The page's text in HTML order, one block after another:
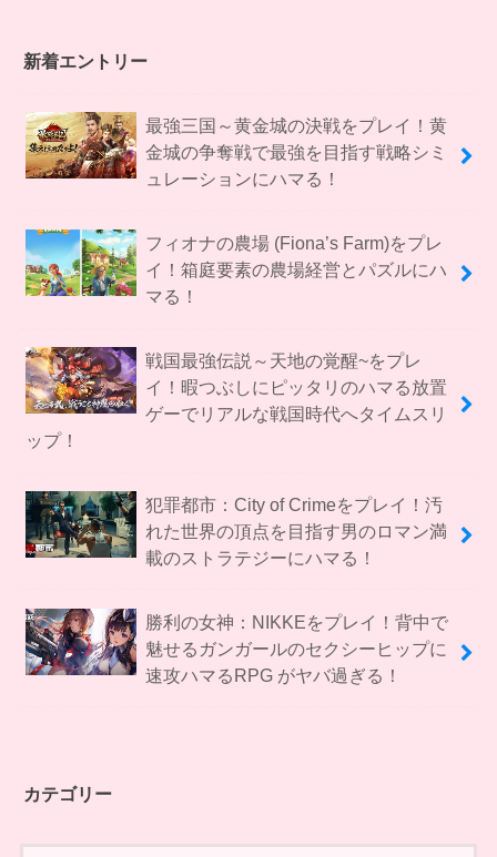
新着エントリー
最強三国～黄金城の決戦をプレイ！黄
金城の争奪戦で最強を目指す戦略シミ
ュレーションにハマる！
フィオナの農場 (Fiona’s Farm)をプレ
イ！箱庭要素の農場経営とパズルにハ
マる！
戦国最強伝説～天地の覚醒~をプレ
イ！暇つぶしにピッタリのハマる放置
ゲーでリアルな戦国時代へタイムスリ
ップ！
犯罪都市：City of Crimeをプレイ！汚
れた世界の頂点を目指す男のロマン満
載のストラテジーにハマる！
勝利の女神：NIKKEをプレイ！背中で
魅せるガンガールのセクシーヒップに
速攻ハマるRPG がヤバ過ぎる！
カテゴリー